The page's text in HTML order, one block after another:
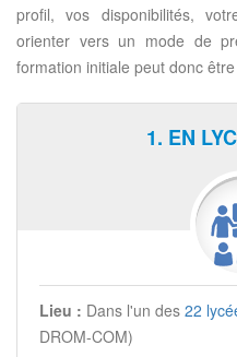
profil, vos disponibilités,
orienter vers un mode de
formation initiale peut donc
1. EN
Lieu : Dans l'un des 22
DROM-COM)